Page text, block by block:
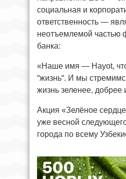
социальная и
ответственность —
неотъемлемой частью
банка:
«Наше имя — Hayot,
“жизнь“. И мы
жизнь зеленее, добрее
Акция «Зелёное
уже весной
города по всему